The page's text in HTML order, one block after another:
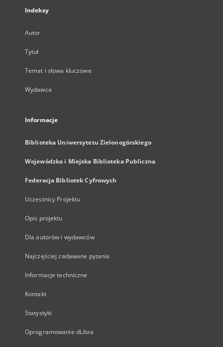
Indeksy
Autor
Tytuł
Temat i słowa kluczowe
Wydawca
Informacje
Biblioteka Uniwersytetu Zielonogórskiego
Wojewódzka i Miejska Biblioteka Publiczna
Federacja Bibliotek Cyfrowych
Uczestnicy Projektu
Opis projektu
Dla autorów i wydawców
Najczęściej zadawane pytania
Informacje techniczne
Kontakt
Statystyki
Oprogramowanie dLibra